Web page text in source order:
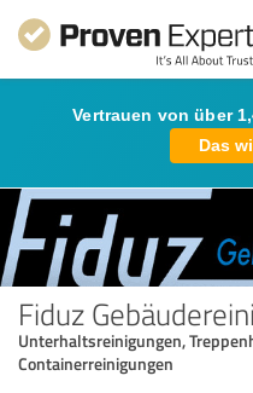
Vertrauen von über
Das
Fiduz
Unterhaltsreinigungen,
Containerreinigungen